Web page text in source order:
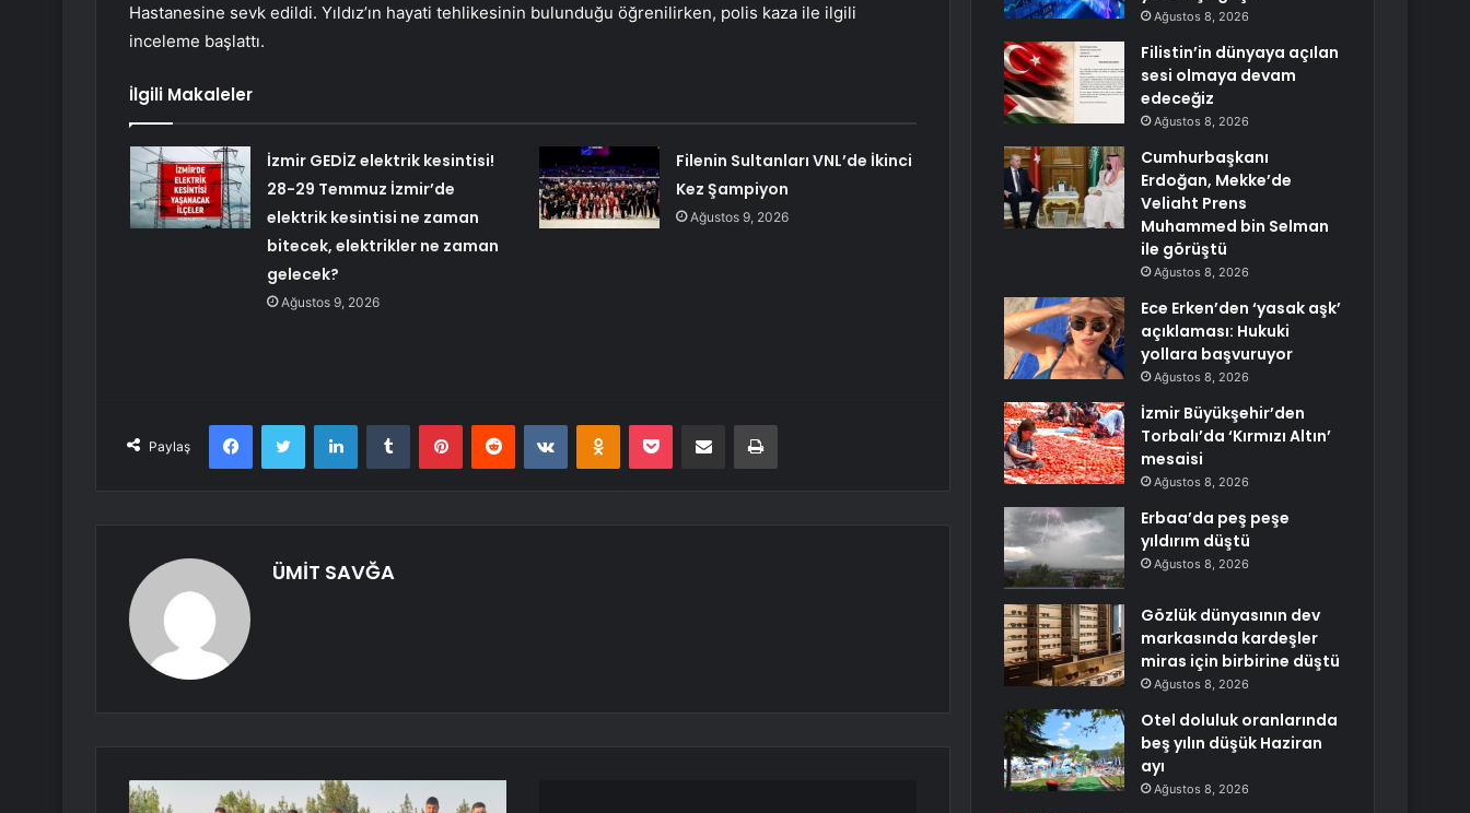
Hastanesine sevk edildi. Yıldız’ın hayati tehlikesinin bulunduğu öğrenilirken, polis kaza ile ilgili
inceleme başlattı.
İlgili Makaleler
İzmir GEDİZ elektrik kesintisi!
28-29 Temmuz İzmir’de
elektrik kesintisi ne zaman
bitecek, elektrikler ne zaman
gelecek?
Ağustos 9, 2026
Filenin Sultanları VNL’de İkinci
Kez Şampiyon
Ağustos 9, 2026
Paylaş
FacebookTwitter LinkedInTumblr PinterestReddit VKontakteOdnoklassniki
Pocket E-Posta ile paylaş Yazdır
ÜMİT SAVĞA
Ağustos 8, 2026
Filistin’in dünyaya açılan
sesi olmaya devam
edeceğiz
Ağustos 8, 2026
Cumhurbaşkanı
Erdoğan, Mekke’de
Veliaht Prens
Muhammed bin Selman
ile görüştü
Ağustos 8, 2026
Ece Erken’den ‘yasak aşk’
açıklaması: Hukuki
yollara başvuruyor
Ağustos 8, 2026
İzmir Büyükşehir’den
Torbalı’da ‘Kırmızı Altın’
mesaisi
Ağustos 8, 2026
Erbaa’da peş peşe
yıldırım düştü
Ağustos 8, 2026
Gözlük dünyasının dev
markasında kardeşler
miras için birbirine düştü
Ağustos 8, 2026
Otel doluluk oranlarında
beş yılın düşük Haziran
ayı
Ağustos 8, 2026